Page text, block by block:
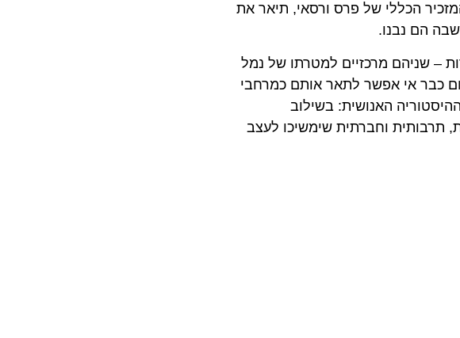
הכללי של פרס ורסאי, תיאר את
הם נבנו.
שניהם מרכזיים למטרתו של נמל
כבר אי אפשר לתאר אותם כמרחבי
האנושית: בשילוב
וחברתית שימשיכו לעצב